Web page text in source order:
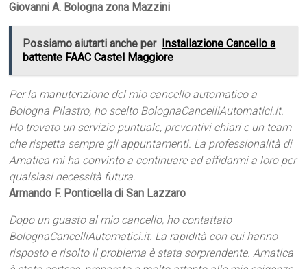
Giovanni A. Bologna zona Mazzini
Possiamo aiutarti anche per Installazione Cancello a
battente FAAC Castel Maggiore
Per la manutenzione del mio cancello automatico a
Bologna Pilastro, ho scelto BolognaCancelliAutomatici.it.
Ho trovato un servizio puntuale, preventivi chiari e un team
che rispetta sempre gli appuntamenti. La professionalità di
Amatica mi ha convinto a continuare ad affidarmi a loro per
qualsiasi necessità futura.
Armando F. Ponticella di San Lazzaro
Dopo un guasto al mio cancello, ho contattato
BolognaCancelliAutomatici.it. La rapidità con cui hanno
risposto e risolto il problema è stata sorprendente. Amatica